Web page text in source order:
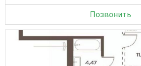
Позвонить